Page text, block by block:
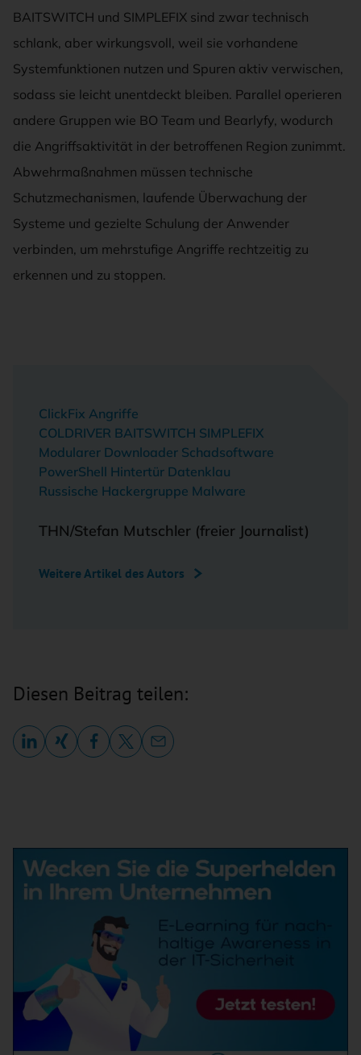
BAITSWITCH und SIMPLEFIX sind zwar technisch
schlank, aber wirkungsvoll, weil sie vorhandene
Systemfunktionen nutzen und Spuren aktiv verwischen,
sodass sie leicht unentdeckt bleiben. Parallel operieren
andere Gruppen wie BO Team und Bearlyfy, wodurch
die Angriffsaktivität in der betroffenen Region zunimmt.
Abwehrmaßnahmen müssen technische
Schutzmechanismen, laufende Überwachung der
Systeme und gezielte Schulung der Anwender
verbinden, um mehrstufige Angriffe rechtzeitig zu
erkennen und zu stoppen.
ClickFix Angriffe
COLDRIVER BAITSWITCH SIMPLEFIX
Modularer Downloader Schadsoftware
PowerShell Hintertür Datenklau
Russische Hackergruppe Malware
THN/Stefan Mutschler (freier Journalist)
Weitere Artikel des Autors
Diesen Beitrag teilen: